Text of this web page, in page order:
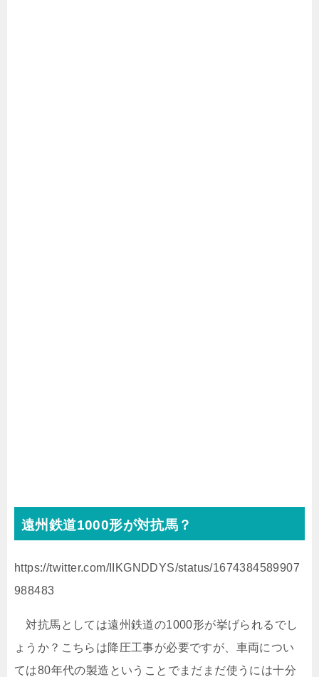
遠州鉄道1000形が対抗馬？
https://twitter.com/IIKGNDDYS/status/1674384589907
988483
対抗馬としては遠州鉄道の1000形が挙げられるでし
ょうか？こちらは降圧工事が必要ですが、車両につい
ては80年代の製造ということでまだまだ使うには十分